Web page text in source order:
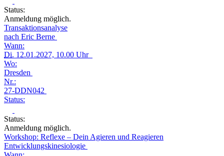
Status:
Anmeldung möglich.
Transaktionsanalyse
nach Eric Berne
Wann:
Di. 12.01.2027, 10.00 Uhr
Wo:
Dresden
Nr.:
27-DDN042
Status:
Status:
Anmeldung möglich.
Workshop: Reflexe – Dein Agieren und Reagieren
Entwicklungskinesiologie